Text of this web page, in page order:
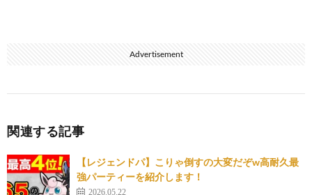
Advertisement
関連する記事
【レジェンドパ】こりゃ倒すの大変だぞw高耐久最
強パーティーを紹介します！
2026.05.22